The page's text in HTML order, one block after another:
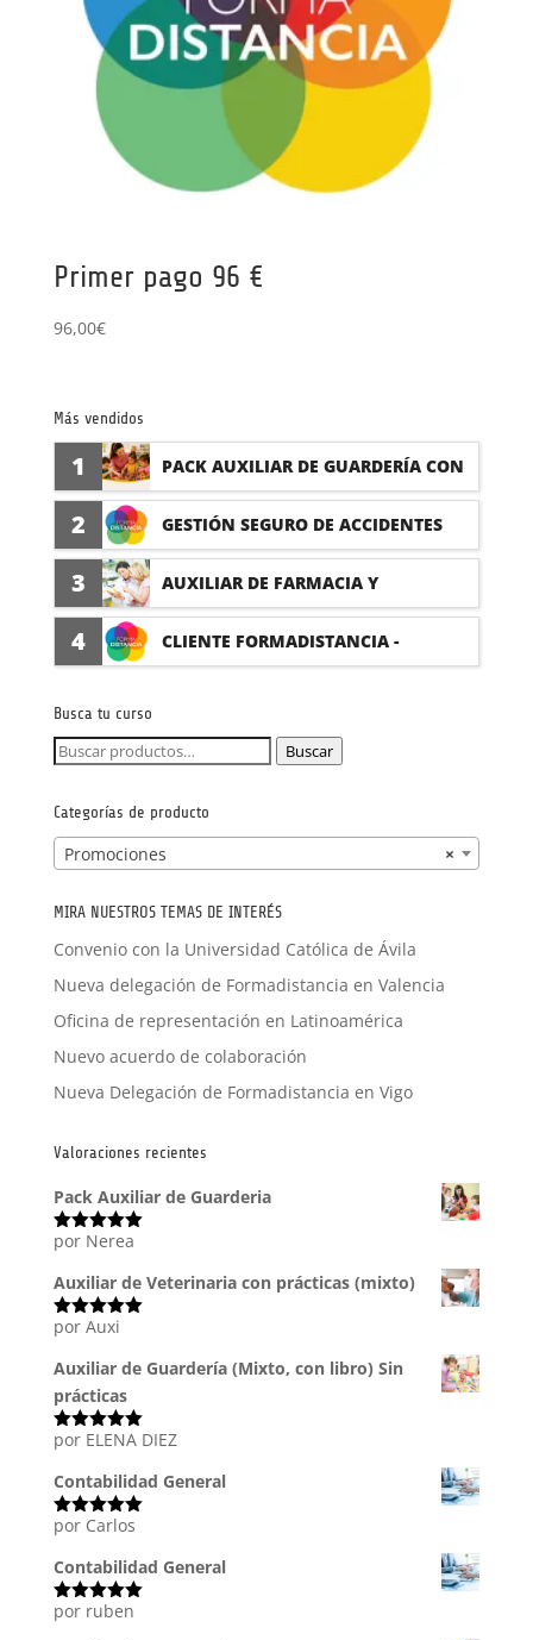
Primer pago 96 €
96,00€
Más vendidos
1 PACK AUXILIAR DE GUARDERÍA CON
PRÁCTICAS
2 GESTIÓN SEGURO DE ACCIDENTES
(PRÁCTICAS FORMATIVAS)
3 AUXILIAR DE FARMACIA Y
PARAFARMACIA CON PRÁCTICAS
4 CLIENTE FORMADISTANCIA -
Busca tu curso
Buscar
Buscar
Categorías de producto
×
Promociones
MIRA NUESTROS TEMAS DE INTERÉS
Convenio con la Universidad Católica de Ávila
Nueva delegación de Formadistancia en Valencia
Oficina de representación en Latinoamérica
Nuevo acuerdo de colaboración
Nueva Delegación de Formadistancia en Vigo
Valoraciones recientes
Pack Auxiliar de Guarderia
Valorado
por Nerea
Auxiliar de Veterinaria con prácticas (mixto)
Valorado
por Auxi
Auxiliar de Guardería (Mixto, con libro) Sin
prácticas
Valorado
por ELENA DIEZ
Contabilidad General
Valorado
por Carlos
Contabilidad General
Valorado
por ruben